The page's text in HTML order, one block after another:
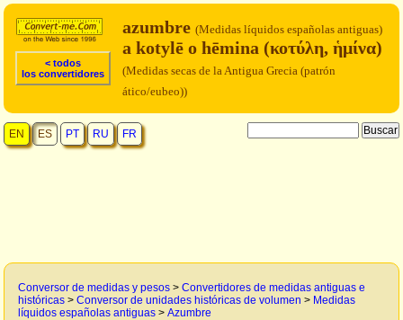
< todos
los convertidores
azumbre (Medidas líquidos españolas antiguas)
a kotylē o hēmina (κοτύλη, ἡμίνα)
(Medidas secas de la Antigua Grecia (patrón
ático/eubeo))
EN ES PT RU FR
Conversor de medidas y pesos > Convertidores de medidas antiguas e
históricas > Conversor de unidades históricas de volumen > Medidas
líquidos españolas antiguas > Azumbre